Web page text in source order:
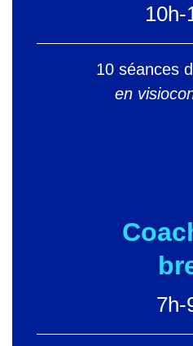
10h-
10 séances
en
7h-